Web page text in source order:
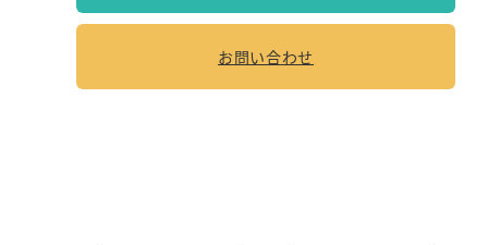
お問い合わせ